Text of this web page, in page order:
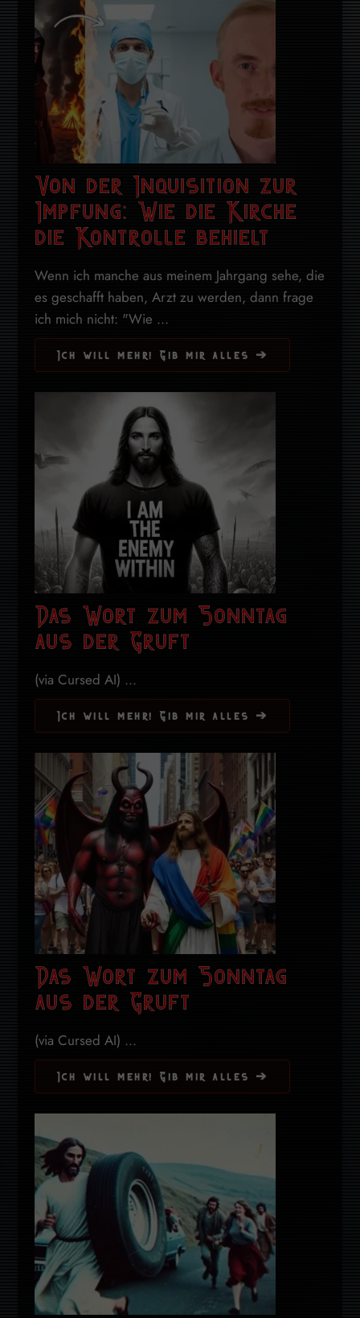
Von der Inquisition zur
Impfung: Wie die Kirche
die Kontrolle behielt
Wenn ich manche aus meinem Jahrgang sehe, die
es geschafft haben, Arzt zu werden, dann frage
ich mich nicht: "Wie ...
Ich will mehr! Gib mir alles ➔
Das Wort zum Sonntag
aus der Gruft
(via Cursed AI) ...
Ich will mehr! Gib mir alles ➔
Das Wort zum Sonntag
aus der Gruft
(via Cursed AI) ...
Ich will mehr! Gib mir alles ➔